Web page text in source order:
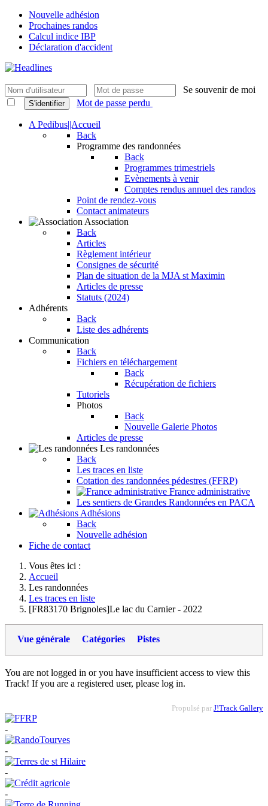
Nouvelle adhésion
Prochaines randos
Calcul indice IBP
Déclaration d'accident
Se souvenir de moi
S'identifier Mot de passe perdu
A Pedibus||Accueil
Back
Programme des randonnées
Back
Programmes trimestriels
Evènements à venir
Comptes rendus annuel des randos
Point de rendez-vous
Contact animateurs
Association
Back
Articles
Règlement intérieur
Consignes de sécurité
Plan de situation de la MJA st Maximin
Articles de presse
Statuts (2024)
Adhérents
Back
Liste des adhérents
Communication
Back
Fichiers en téléchargement
Back
Récupération de fichiers
Tutoriels
Photos
Back
Nouvelle Galerie Photos
Articles de presse
Les randonnées
Back
Les traces en liste
Cotation des randonnées pédestres (FFRP)
France administrative
Les sentiers de Grandes Randonnées en PACA
Adhésions
Back
Nouvelle adhésion
Fiche de contact
Vous êtes ici :
Accueil
Les randonnées
Les traces en liste
[FR83170 Brignoles]Le lac du Carnier - 2022
Vue générale Catégories Pistes
You are not logged in or you have insufficient access to view this
Track! If you are a registered user, please log in.
Propulsé par J!Track Gallery
-
-
-
-